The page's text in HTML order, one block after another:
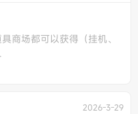
商场都可以获得（挂机、
2026-3-29